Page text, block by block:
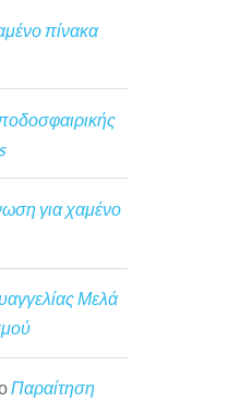
πίνακα
για χαμένο
Μελά
Παραίτηση